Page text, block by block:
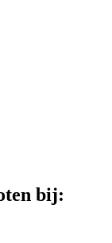
bij: